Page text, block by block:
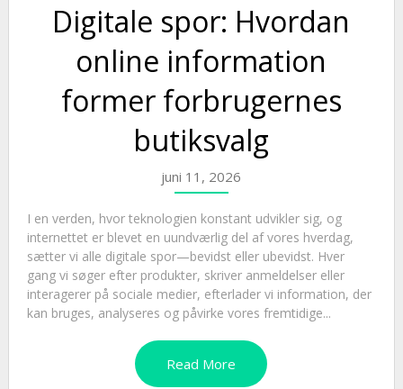
Digitale spor: Hvordan
online information
former forbrugernes
butiksvalg
juni 11, 2026
I en verden, hvor teknologien konstant udvikler sig, og
internettet er blevet en uundværlig del af vores hverdag,
sætter vi alle digitale spor—bevidst eller ubevidst. Hver
gang vi søger efter produkter, skriver anmeldelser eller
interagerer på sociale medier, efterlader vi information, der
kan bruges, analyseres og påvirke vores fremtidige...
Read More